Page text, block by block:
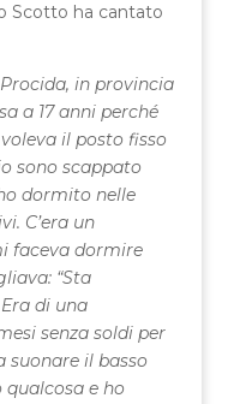
Scotto ha cantato
in provincia
a 17 anni perché
il posto fisso
sono scappato
dormito nelle
C’era un
faceva dormire
“Sta
di una
senza soldi per
suonare il basso
e ho